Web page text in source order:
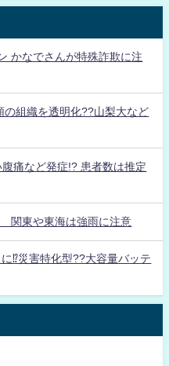
かなでさんが特殊詐欺に注
組織を透明化??山梨大など
痛など発症!? 患者数は推定
東や東海は強雨に注意
⁉災害特化型??大容量バッテ